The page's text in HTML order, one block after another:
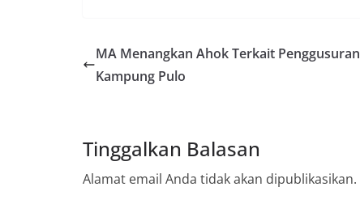
MA Menangkan Ahok Terkait Penggusuran
Kampung Pulo
Tinggalkan Balasan
Alamat email Anda tidak akan dipublikasikan.